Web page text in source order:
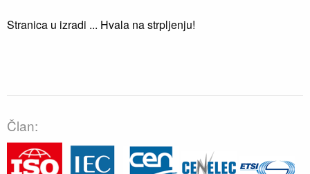
Stranica u izradi ... Hvala na strpljenju!
Član: